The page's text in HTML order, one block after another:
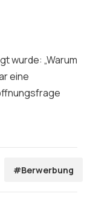
wurde: „Warum
eine
#Berwerbung